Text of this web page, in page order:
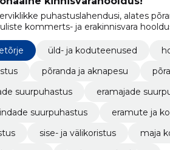
puhastuslahendusi, alates
kommerts- ja erakinnisvara
üld- ja koduteenused
põranda ja aknapesu
suurpuhastus
eramajade
suurpuhastus
​eramute ja
sise- ja välikoristus
maja